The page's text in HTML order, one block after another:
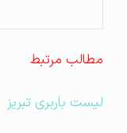
مطالب مرتبط
لیست باربری تبریز